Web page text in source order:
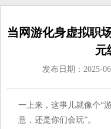
当网游化身虚拟职
元
发布日期：2025-
一上来，这事儿就像个“
意，还是你们会玩”。